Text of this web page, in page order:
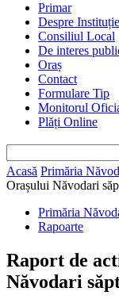
Primar
Despre Instituție
Consiliul Local
De interes
Oraș
Contact
Formulare Tip
Monitorul
Plăți Online
Acasă Primăria
Orașului Năvodari
Primăria
Rapoarte
Raport de
Năvodari